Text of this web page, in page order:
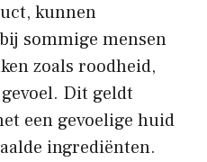
kunnen
sommige mensen
zoals roodheid,
Dit geldt
een gevoelige huid
ingrediënten.